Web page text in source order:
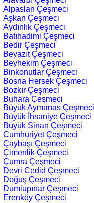
Alpaslan Çeşmeci
Aşkan Çeşmeci
Aydınlık Çeşmeci
Batıhadimi Çeşmeci
Bedir Çeşmeci
Beyazıt Çeşmeci
Beyhekim Çeşmeci
Binkonutlar Çeşmeci
Bosna Hersek Çeşmeci
Bozkır Çeşmeci
Buhara Çeşmeci
Büyük Aymanas Çeşmeci
Büyük İhsaniye Çeşmeci
Büyük Sinan Çeşmeci
Cumhuriyet Çeşmeci
Çaybaşı Çeşmeci
Çimenlik Çeşmeci
Çumra Çeşmeci
Devri Cedid Çeşmeci
Doğuş Çeşmeci
Dumlupınar Çeşmeci
Erenköy Çeşmeci